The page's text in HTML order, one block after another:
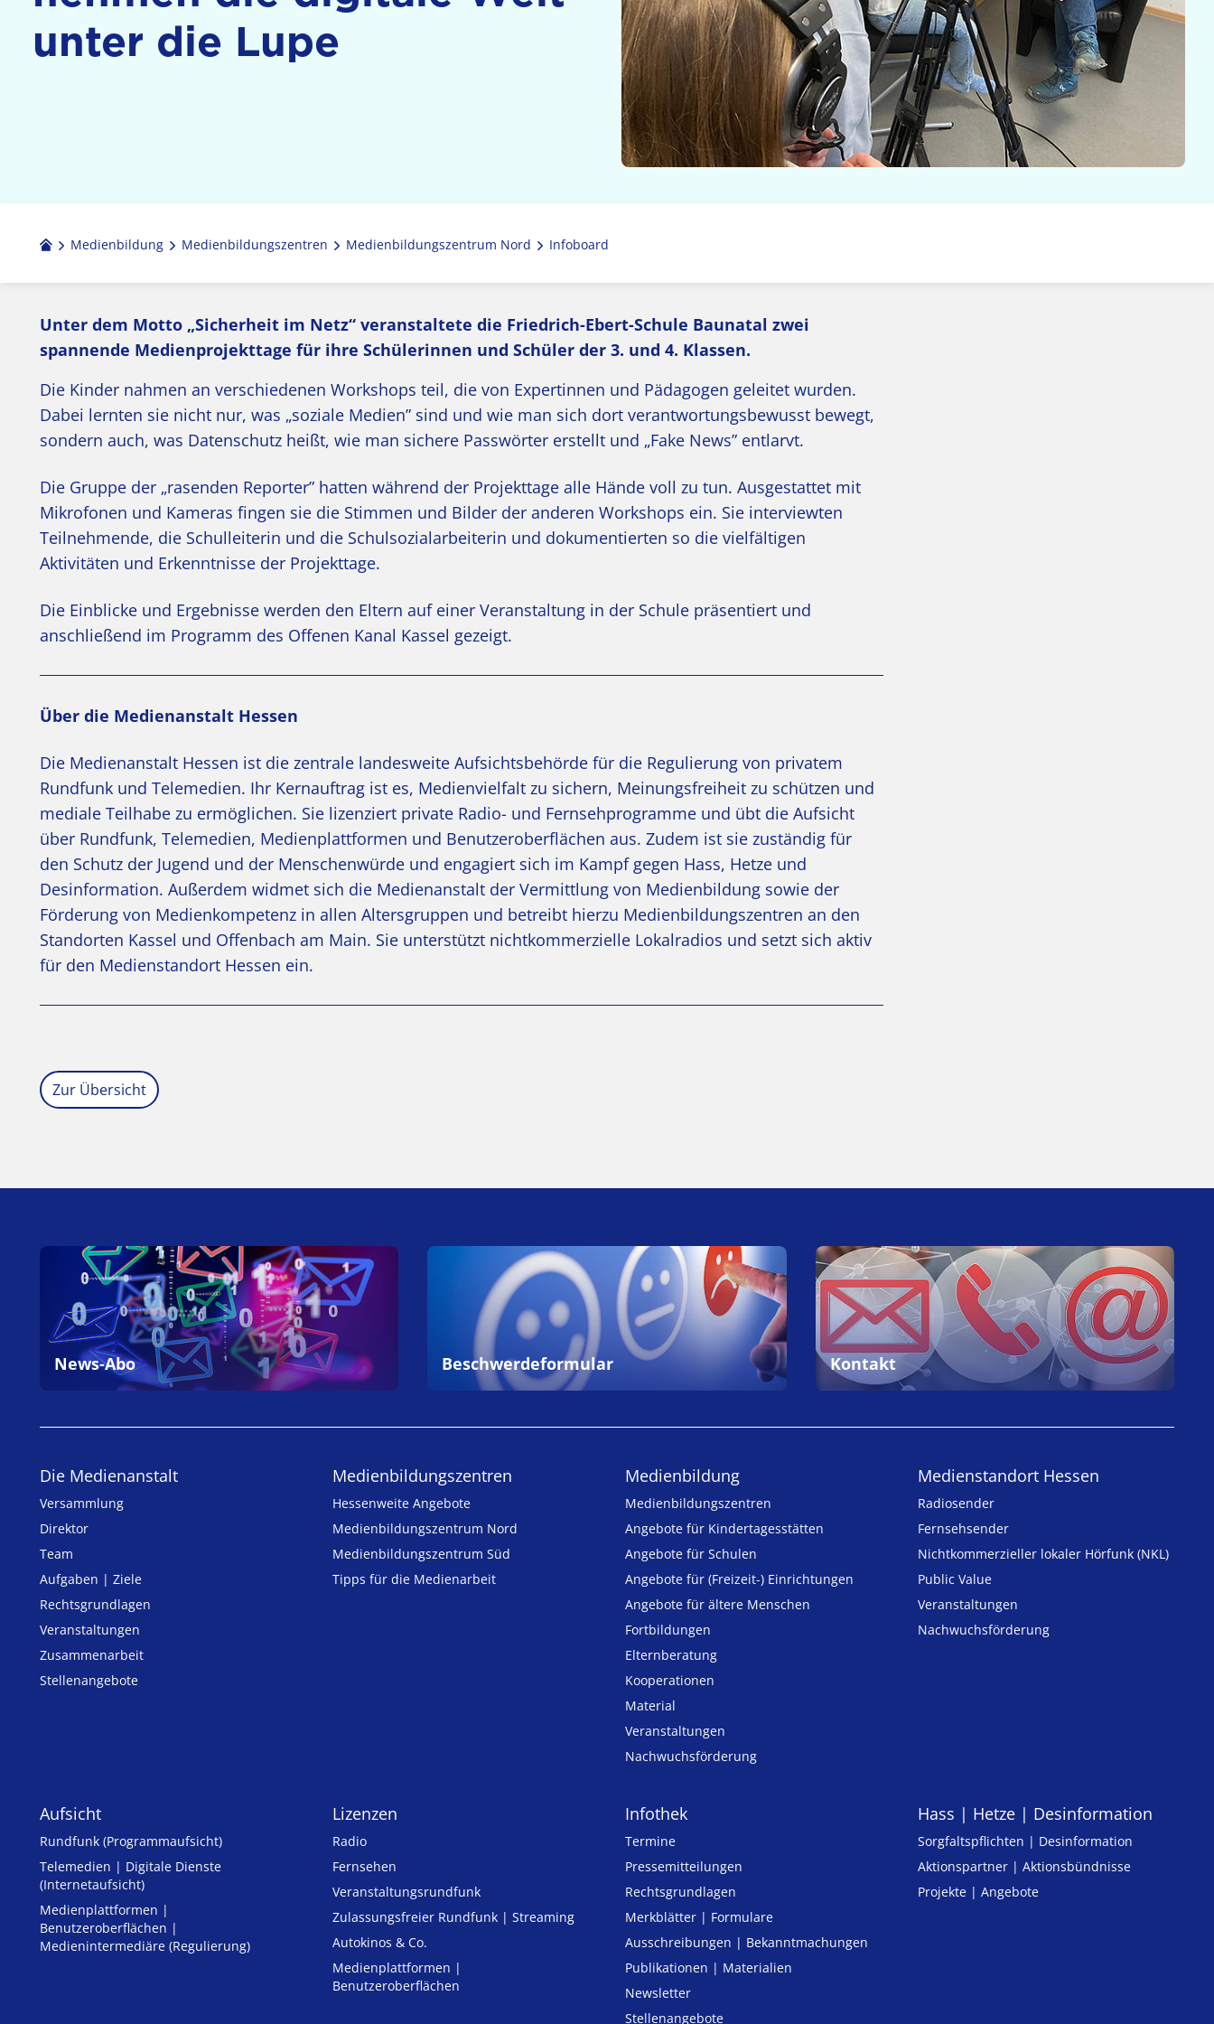
unter die Lupe
Medienbildung Medien­bildungs­zentren Medienbildungszentrum Nord Infoboard
Unter dem Motto „Sicherheit im Netz“ veranstaltete die Friedrich-Ebert-Schule Baunatal zwei
spannende Medienprojekttage für ihre Schülerinnen und Schüler der 3. und 4. Klassen.
Die Kinder nahmen an verschiedenen Workshops teil, die von Expertinnen und Pädagogen geleitet wurden.
Dabei lernten sie nicht nur, was „soziale Medien” sind und wie man sich dort verantwortungsbewusst bewegt,
sondern auch, was Datenschutz heißt, wie man sichere Passwörter erstellt und „Fake News” entlarvt.
Die Gruppe der „rasenden Reporter” hatten während der Projekttage alle Hände voll zu tun. Ausgestattet mit
Mikrofonen und Kameras fingen sie die Stimmen und Bilder der anderen Workshops ein. Sie interviewten
Teilnehmende, die Schulleiterin und die Schulsozialarbeiterin und dokumentierten so die vielfältigen
Aktivitäten und Erkenntnisse der Projekttage.
Die Einblicke und Ergebnisse werden den Eltern auf einer Veranstaltung in der Schule präsentiert und
anschließend im Programm des Offenen Kanal Kassel gezeigt.
Über die Medienanstalt Hessen
Die Medienanstalt Hessen ist die zentrale landesweite Aufsichtsbehörde für die Regulierung von privatem
Rundfunk und Telemedien. Ihr Kernauftrag ist es, Medienvielfalt zu sichern, Meinungsfreiheit zu schützen und
mediale Teilhabe zu ermöglichen. Sie lizenziert private Radio- und Fernsehprogramme und übt die Aufsicht
über Rundfunk, Telemedien, Medienplattformen und Benutzeroberflächen aus. Zudem ist sie zuständig für
den Schutz der Jugend und der Menschenwürde und engagiert sich im Kampf gegen Hass, Hetze und
Desinformation. Außerdem widmet sich die Medienanstalt der Vermittlung von Medienbildung sowie der
Förderung von Medienkompetenz in allen Altersgruppen und betreibt hierzu Medienbildungszentren an den
Standorten Kassel und Offenbach am Main. Sie unterstützt nichtkommerzielle Lokalradios und setzt sich aktiv
für den Medienstandort Hessen ein.
Zur Übersicht
News-Abo Beschwerdeformular Kontakt
Die Medienanstalt
Versammlung
Direktor
Team
Aufgaben | Ziele
Rechtsgrundlagen
Veranstaltungen
Zusammenarbeit
Stellenangebote
Medien­bildungs­zentren
Hessenweite Angebote
Medienbildungszentrum Nord
Medienbildungszentrum Süd
Tipps für die Medienarbeit
Medienbildung
Medien­bildungs­zentren
Angebote für Kinder­tages­stätten
Angebote für Schulen
Angebote für (Freizeit-) Ein­rich­tungen
Angebote für ältere Menschen
Fortbildungen
Elternberatung
Kooperationen
Material
Veranstaltungen
Nachwuchsförderung
Medienstandort Hessen
Radiosender
Fernsehsender
Nicht­kommer­zieller lo­ka­ler Hör­funk (NKL)
Public Value
Veranstaltungen
Nachwuchsförderung
Aufsicht
Rundfunk (Programmaufsicht)
Telemedien | Digitale Dienste
(Internetaufsicht)
Medienplattformen |
Benutzeroberflächen |
Medienintermediäre (Regulierung)
Lizenzen
Radio
Fernsehen
Veranstaltungsrundfunk
Zulassungs­freier Rund­funk | Streaming
Autokinos & Co.
Medienplattformen |
Benutzeroberflächen
Infothek
Termine
Pressemitteilungen
Rechtsgrundlagen
Merkblätter | Formulare
Ausschreibungen | Bekanntmachungen
Publikationen | Materialien
Newsletter
Stellenangebote
Hass | Hetze | Desinformation
Sorgfaltspflichten | Desinformation
Aktionspartner | Aktionsbündnisse
Projekte | Angebote